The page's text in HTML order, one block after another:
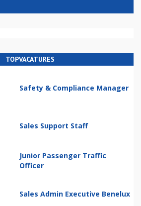
TOPVACATURES
Safety & Compliance Manager
Sales Support Staff
Junior Passenger Traffic
Officer
Sales Admin Executive Benelux